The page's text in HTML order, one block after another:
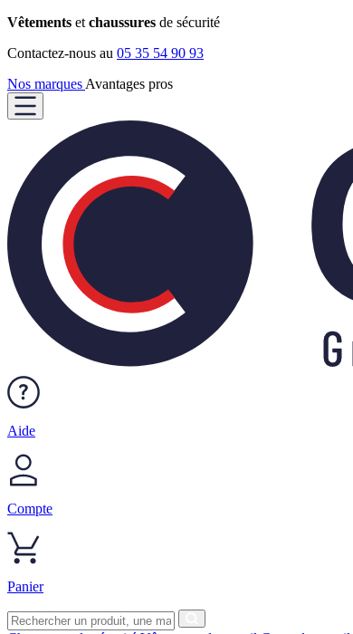
Vêtements et chaussures de sécurité
Contactez-nous au 05 35 54 90 93
Nos marques Avantages pros
Aide
Compte
Panier